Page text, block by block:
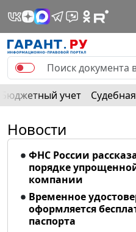
Бюджетный учет
Новости
ФНС России
порядке
компании
Временное
оформляется
паспорта